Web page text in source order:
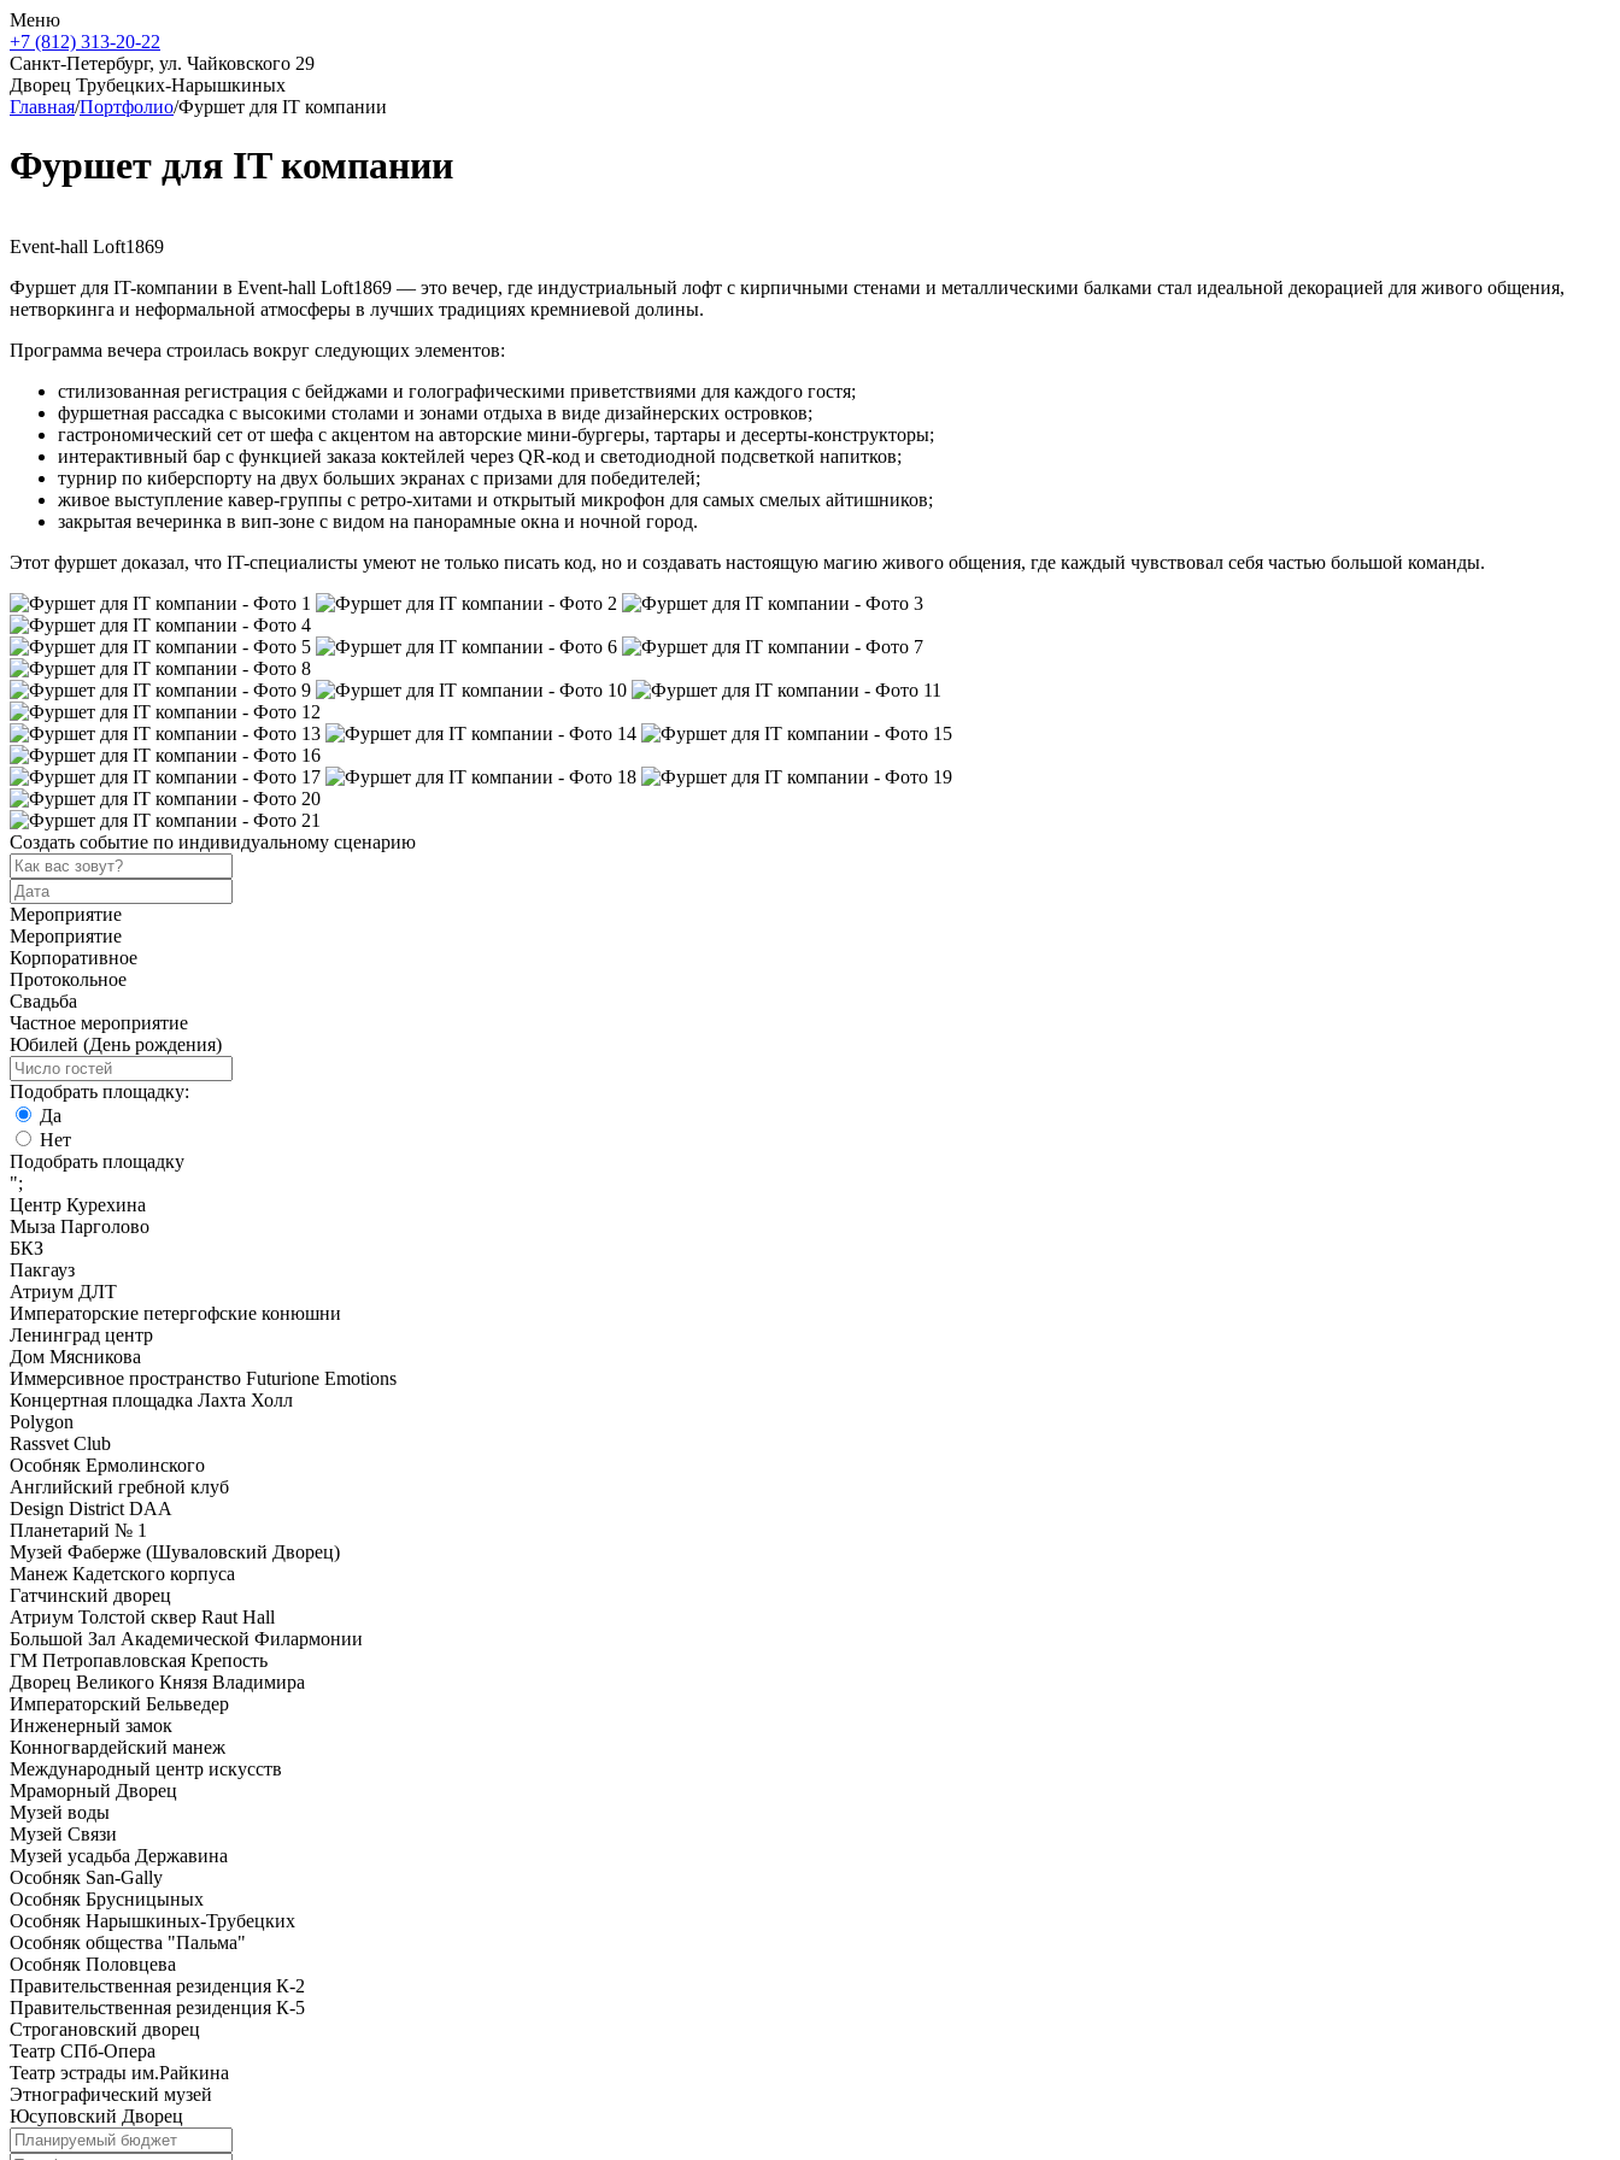
Меню
+7 (812) 313-20-22
Санкт-Петербург, ул. Чайковского 29
Дворец Трубецких-Нарышкиных
Главная/Портфолио/Фуршет для IT компании
Фуршет для IT компании
Event-hall Loft1869
Фуршет для IT-компании в Event-hall Loft1869 — это вечер, где индустриальный лофт с кирпичными стенами и металлическими балками стал идеальной декорацией для живого общения,
нетворкинга и неформальной атмосферы в лучших традициях кремниевой долины.
Программа вечера строилась вокруг следующих элементов:
стилизованная регистрация с бейджами и голографическими приветствиями для каждого гостя;
фуршетная рассадка с высокими столами и зонами отдыха в виде дизайнерских островков;
гастрономический сет от шефа с акцентом на авторские мини-бургеры, тартары и десерты-конструкторы;
интерактивный бар с функцией заказа коктейлей через QR-код и светодиодной подсветкой напитков;
турнир по киберспорту на двух больших экранах с призами для победителей;
живое выступление кавер-группы с ретро-хитами и открытый микрофон для самых смелых айтишников;
закрытая вечеринка в вип-зоне с видом на панорамные окна и ночной город.
Этот фуршет доказал, что IT-специалисты умеют не только писать код, но и создавать настоящую магию живого общения, где каждый чувствовал себя частью большой команды.
Создать событие по индивидуальному сценарию
Мероприятие
Мероприятие
Корпоративное
Протокольное
Свадьба
Частное мероприятие
Юбилей (День рождения)
Подобрать площадку:
Да
Нет
Подобрать площадку
";
Центр Курехина
Мыза Парголово
БКЗ
Пакгауз
Атриум ДЛТ
Императорские петергофские конюшни
Ленинград центр
Дом Мясникова
Иммерсивное пространство Futurione Emotions
Концертная площадка Лахта Холл
Polygon
Rassvet Club
Особняк Ермолинского
Английский гребной клуб
Design District DAA
Планетарий № 1
Музей Фаберже (Шуваловский Дворец)
Манеж Кадетского корпуса
Гатчинский дворец
Атриум Толстой сквер Raut Hall
Большой Зал Академической Филармонии
ГМ Петропавловская Крепость
Дворец Великого Князя Владимира
Императорский Бельведер
Инженерный замок
Конногвардейский манеж
Международный центр искусств
Мраморный Дворец
Музей воды
Музей Связи
Музей усадьба Державина
Особняк San-Gally
Особняк Брусницыных
Особняк Нарышкиных-Трубецких
Особняк общества "Пальма"
Особняк Половцева
Правительственная резиденция К-2
Правительственная резиденция К-5
Строгановский дворец
Театр СПб-Опера
Театр эстрады им.Райкина
Этнографический музей
Юсуповский Дворец